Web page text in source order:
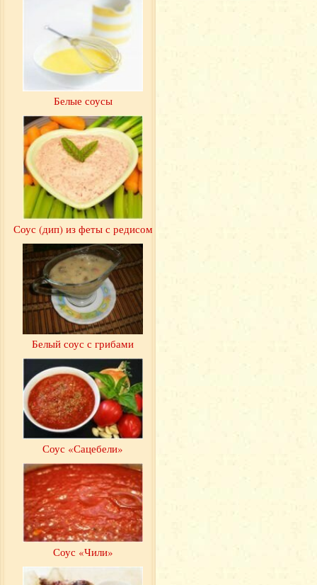
Белые соусы
Соус (дип) из феты с редисом
Белый соус с грибами
Соус «Сацебели»
Соус «Чили»